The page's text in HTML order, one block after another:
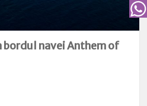
bordul navei Anthem of